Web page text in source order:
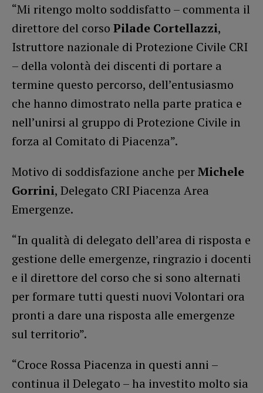
“Mi ritengo molto soddisfatto – commenta il
direttore del corso Pilade Cortellazzi,
Istruttore nazionale di Protezione Civile CRI
– della volontà dei discenti di portare a
termine questo percorso, dell’entusiasmo
che hanno dimostrato nella parte pratica e
nell’unirsi al gruppo di Protezione Civile in
forza al Comitato di Piacenza”.
Motivo di soddisfazione anche perMichele
Gorrini, Delegato CRI Piacenza Area
Emergenze.
“In qualità di delegato dell’area di risposta e
gestione delle emergenze, ringrazio i docenti
e il direttore del corso che si sono alternati
per formare tutti questi nuovi Volontari ora
pronti a dare una risposta alle emergenze
sul territorio”.
“Croce Rossa Piacenza in questi anni –
continua il Delegato – ha investito molto sia